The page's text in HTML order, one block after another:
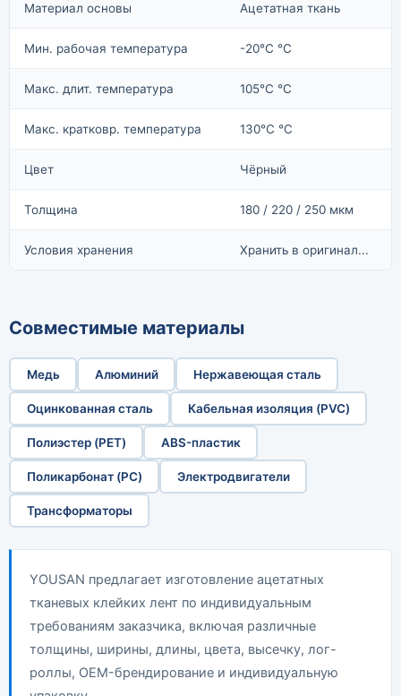
Материал основы Ацетатная ткань
Мин. рабочая температура -20°C °C
Макс. длит. температура 105°C °C
Макс. кратковр. температура 130°C °C
Цвет Чёрный
Толщина 180 / 220 / 250 мкм
Условия хранения Хранить в оригинал...
Совместимые материалы
Медь Алюминий Нержавеющая сталь
Оцинкованная сталь Кабельная изоляция (PVC)
Полиэстер (PET) ABS-пластик
Поликарбонат (PC) Электродвигатели
Трансформаторы
YOUSAN предлагает изготовление ацетатных
тканевых клейких лент по индивидуальным
требованиям заказчика, включая различные
толщины, ширины, длины, цвета, высечку, лог-
роллы, OEM-брендирование и индивидуальную